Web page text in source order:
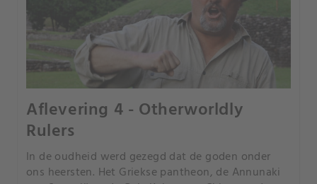
Aflevering 4 - Otherworldly
Rulers
In de oudheid werd gezegd dat de goden onder
ons heersten. Het Griekse pantheon, de Annunaki